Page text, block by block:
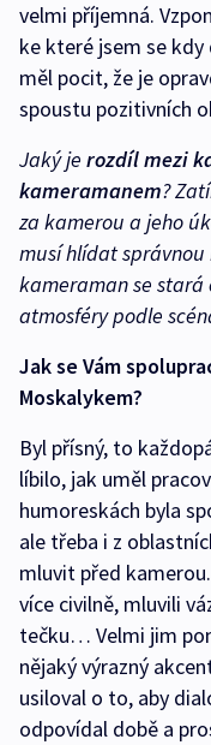
velmi příjemná.
ke které jsem se
měl pocit, že je
spoustu pozitivních
Jaký je rozdíl mezi
kameramanem?
za kamerou a jeho
musí hlídat
kameramanse stará
atmosféry podle
Jak se Vám
Moskalykem?
Byl přísný, to
líbilo, jak uměl
humoreskách byla
ale třeba i z
mluvit před
více civilně, mluvili
tečku… Velmi jim
nějaký výrazný
usiloval o to, aby
odpovídal době a